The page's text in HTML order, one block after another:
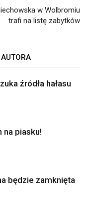
w Wolbromiu
trafi na listę zabytków
źródła hałasu
na piasku!
będzie zamknięta